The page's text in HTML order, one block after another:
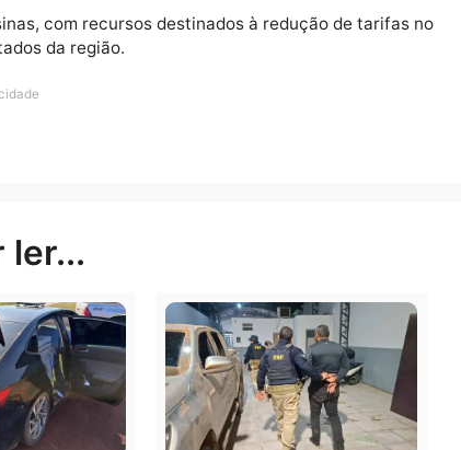
em atividades de irrigação e aquicultura.
usinas hidrelétricas que abastecem regiões
ações judiciais relacionadas ao risco hidrológico.